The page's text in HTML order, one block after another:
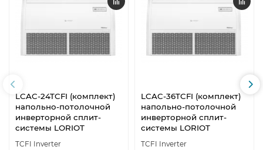
LCAC-24TCFI (комплект)
напольно-потолочной
инверторной сплит-
системы LORIOT
TCFI Inverter
LCAC-36TCFI (комплект)
напольно-потолочной
инверторной сплит-
системы LORIOT
TCFI Inverter